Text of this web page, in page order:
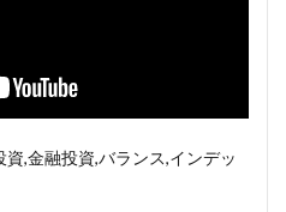
,金融投資,バランス,インデッ